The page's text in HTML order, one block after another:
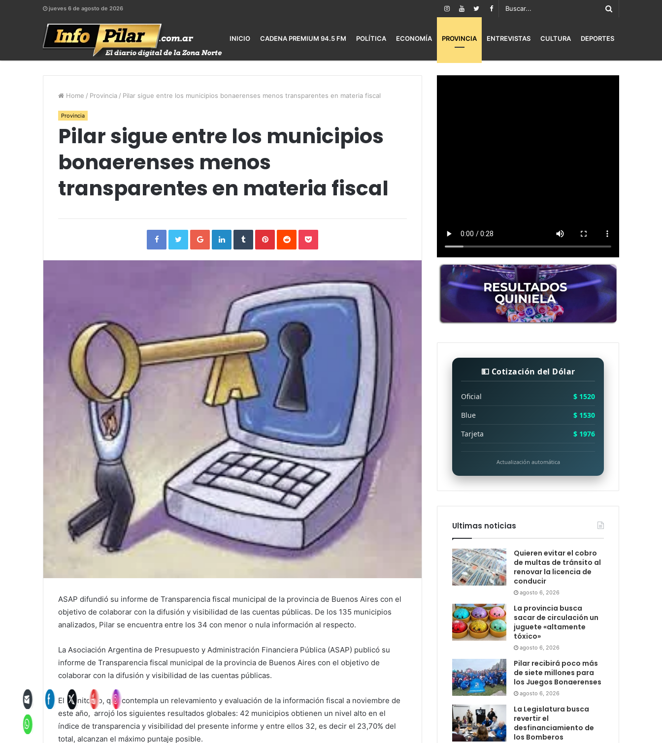
jueves 6 de agosto de 2026
INICIO CADENA PREMIUM 94.5 FM POLÍTICA ECONOMÍA PROVINCIA ENTREVISTAS CULTURA DEPORTES
Home / Provincia / Pilar sigue entre los municipios bonaerenses menos transparentes en materia fiscal
Provincia
Pilar sigue entre los municipios
bonaerenses menos
transparentes en materia fiscal
FacebookTwitterGoogle+LinkedInTumblrPinterestReddit Pocket
ASAP difundió su informe de Transparencia fiscal municipal de la provincia de Buenos Aires con el
objetivo de colaborar con la difusión y visibilidad de las cuentas públicas. De los 135 municipios
analizados, Pilar se encuentra entre los 34 con menor o nula información al respecto.
La Asociación Argentina de Presupuesto y Administración Financiera Pública (ASAP) publicó su
informe de Transparencia fiscal municipal de la provincia de Buenos Aires con el objetivo de
colaborar con la difusión y visibilidad de las cuentas públicas.
El monitoreo, que contempla un relevamiento y evaluación de la información fiscal a noviembre de
este año, arrojó los siguientes resultados globales: 42 municipios obtienen un nivel alto en el
índice de transparencia y visibilidad del presente informe y entre ellos 32, es decir el 23,70% del
total, alcanzan el máximo puntaje posible.
💵 Cotización del Dólar
Oficial
$ 1520
Blue
$ 1530
Tarjeta
$ 1976
Actualización automática
Ultimas noticias
Quieren evitar el cobro
de multas de tránsito al
renovar la licencia de
conducir
agosto 6, 2026
La provincia busca
sacar de circulación un
juguete «altamente
tóxico»
agosto 6, 2026
Pilar recibirá poco más
de siete millones para
los Juegos Bonaerenses
agosto 6, 2026
La Legislatura busca
revertir el
desfinanciamiento de
los Bomberos